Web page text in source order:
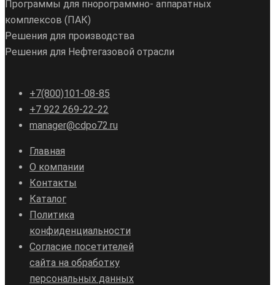
Программы для пнорограммно- аппаратных
комплексов (ПАК)
Решения для производства
Решения для Нефтегазовой отрасли
+7(800)101-08-85
+7 922 269-22-22
manager@cdpo72.ru
Главная
О компании
Контакты
Каталог
Политика
конфиденциальности
Согласие посетителей
сайта на обработку
персональных данных